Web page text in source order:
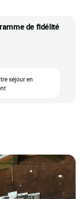
de fidélité
séjour en